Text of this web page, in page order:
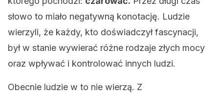
słowo to miało negatywną konotację. Ludzie
wierzyli, że każdy, kto doświadczył fascynacji,
był w stanie wywierać różne rodzaje złych mocy
oraz wpływać i kontrolować innych ludzi.
Obecnie ludzie w to nie wierzą. Z